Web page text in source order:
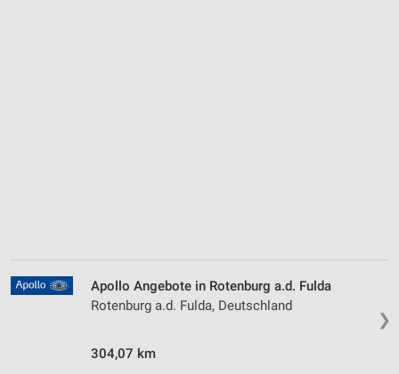
❯
Apollo Angebote in Rotenburg a.d. Fulda
Rotenburg a.d. Fulda, Deutschland
304,07 km